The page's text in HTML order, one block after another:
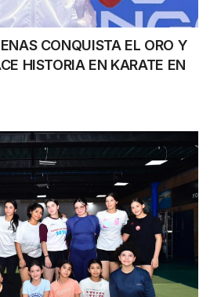
CONQUISTA EL ORO Y
HISTORIA EN KARATE EN